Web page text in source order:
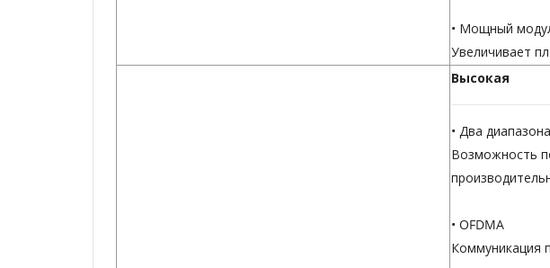
• Мощный
Увеличивает
Высокая
• Два диапазона
Возможность
• OFDMA
Коммуникация